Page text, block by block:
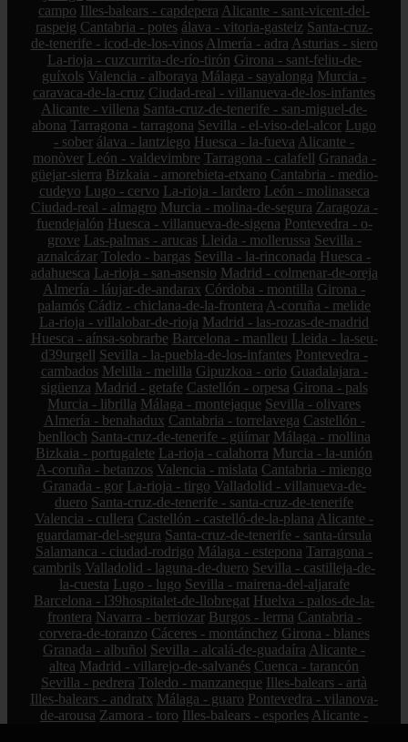
campo Illes-balears - capdepera Alicante - sant-vicent-del-
raspeig Cantabria - potes álava - vitoria-gasteiz Santa-cruz-
de-tenerife - icod-de-los-vinos Almería - adra Asturias - siero
La-rioja - cuzcurrita-de-río-tirón Girona - sant-feliu-de-
guíxols Valencia - alboraya Málaga - sayalonga Murcia -
caravaca-de-la-cruz Ciudad-real - villanueva-de-los-infantes
Alicante - villena Santa-cruz-de-tenerife - san-miguel-de-
abona Tarragona - tarragona Sevilla - el-viso-del-alcor Lugo
- sober álava - lantziego Huesca - la-fueva Alicante -
monòver León - valdevimbre Tarragona - calafell Granada -
güejar-sierra Bizkaia - amorebieta-etxano Cantabria - medio-
cudeyo Lugo - cervo La-rioja - lardero León - molinaseca
Ciudad-real - almagro Murcia - molina-de-segura Zaragoza -
fuendejalón Huesca - villanueva-de-sigena Pontevedra - o-
grove Las-palmas - arucas Lleida - mollerussa Sevilla -
aznalcázar Toledo - bargas Sevilla - la-rinconada Huesca -
adahuesca La-rioja - san-asensio Madrid - colmenar-de-oreja
Almería - láujar-de-andarax Córdoba - montilla Girona -
palamós Cádiz - chiclana-de-la-frontera A-coruña - melide
La-rioja - villalobar-de-rioja Madrid - las-rozas-de-madrid
Huesca - aínsa-sobrarbe Barcelona - manlleu Lleida - la-seu-
d39urgell Sevilla - la-puebla-de-los-infantes Pontevedra -
cambados Melilla - melilla Gipuzkoa - orio Guadalajara -
sigüenza Madrid - getafe Castellón - orpesa Girona - pals
Murcia - librilla Málaga - montejaque Sevilla - olivares
Almería - benahadux Cantabria - torrelavega Castellón -
benlloch Santa-cruz-de-tenerife - güímar Málaga - mollina
Bizkaia - portugalete La-rioja - calahorra Murcia - la-unión
A-coruña - betanzos Valencia - mislata Cantabria - miengo
Granada - gor La-rioja - tirgo Valladolid - villanueva-de-
duero Santa-cruz-de-tenerife - santa-cruz-de-tenerife
Valencia - cullera Castellón - castelló-de-la-plana Alicante -
guardamar-del-segura Santa-cruz-de-tenerife - santa-úrsula
Salamanca - ciudad-rodrigo Málaga - estepona Tarragona -
cambrils Valladolid - laguna-de-duero Sevilla - castilleja-de-
la-cuesta Lugo - lugo Sevilla - mairena-del-aljarafe
Barcelona - l39hospitalet-de-llobregat Huelva - palos-de-la-
frontera Navarra - berriozar Burgos - lerma Cantabria -
corvera-de-toranzo Cáceres - montánchez Girona - blanes
Granada - albuñol Sevilla - alcalá-de-guadaíra Alicante -
altea Madrid - villarejo-de-salvanés Cuenca - tarancón
Sevilla - pedrera Toledo - manzaneque Illes-balears - artà
Illes-balears - andratx Málaga - guaro Pontevedra - vilanova-
de-arousa Zamora - toro Illes-balears - esporles Alicante -